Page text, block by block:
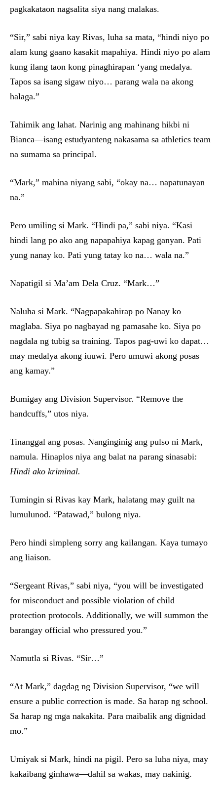
pagkakataon nagsalita siya nang malakas.
“Sir,” sabi niya kay Rivas, luha sa mata, “hindi niyo po
alam kung gaano kasakit mapahiya. Hindi niyo po alam
kung ilang taon kong pinaghirapan ‘yang medalya.
Tapos sa isang sigaw niyo… parang wala na akong
halaga.”
Tahimik ang lahat. Narinig ang mahinang hikbi ni
Bianca—isang estudyanteng nakasama sa athletics team
na sumama sa principal.
“Mark,” mahina niyang sabi, “okay na… napatunayan
na.”
Pero umiling si Mark. “Hindi pa,” sabi niya. “Kasi
hindi lang po ako ang napapahiya kapag ganyan. Pati
yung nanay ko. Pati yung tatay ko na… wala na.”
Napatigil si Ma’am Dela Cruz. “Mark…”
Naluha si Mark. “Nagpapakahirap po Nanay ko
maglaba. Siya po nagbayad ng pamasahe ko. Siya po
nagdala ng tubig sa training. Tapos pag-uwi ko dapat…
may medalya akong iuuwi. Pero umuwi akong posas
ang kamay.”
Bumigay ang Division Supervisor. “Remove the
handcuffs,” utos niya.
Tinanggal ang posas. Nanginginig ang pulso ni Mark,
namula. Hinaplos niya ang balat na parang sinasabi:
Hindi ako kriminal.
Tumingin si Rivas kay Mark, halatang may guilt na
lumulunod. “Patawad,” bulong niya.
Pero hindi simpleng sorry ang kailangan. Kaya tumayo
ang liaison.
“Sergeant Rivas,” sabi niya, “you will be investigated
for misconduct and possible violation of child
protection protocols. Additionally, we will summon the
barangay official who pressured you.”
Namutla si Rivas. “Sir…”
“At Mark,” dagdag ng Division Supervisor, “we will
ensure a public correction is made. Sa harap ng school.
Sa harap ng mga nakakita. Para maibalik ang dignidad
mo.”
Umiyak si Mark, hindi na pigil. Pero sa luha niya, may
kakaibang ginhawa—dahil sa wakas, may nakinig.